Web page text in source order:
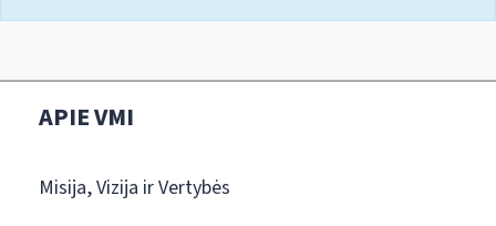
APIE VMI
Misija, Vizija ir Vertybės